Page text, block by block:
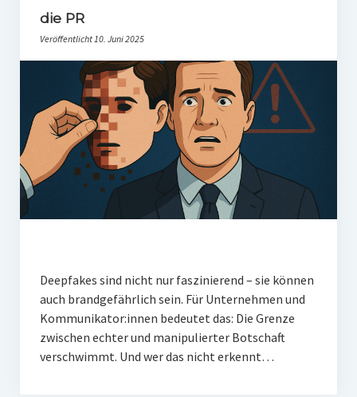
die PR
Veröffentlicht 10. Juni 2025
Deepfakes sind nicht nur faszinierend – sie können
auch brandgefährlich sein. Für Unternehmen und
Kommunikator:innen bedeutet das: Die Grenze
zwischen echter und manipulierter Botschaft
verschwimmt. Und wer das nicht erkennt…